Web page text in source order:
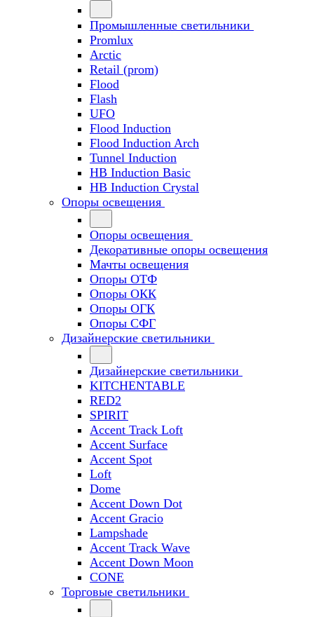
Промышленные светильники
Promlux
Arctic
Retail (prom)
Flood
Flash
UFO
Flood Induction
Flood Induction Arch
Tunnel Induction
HB Induction Basic
HB Induction Crystal
Опоры освещения
Опоры освещения
Декоративные опоры освещения
Мачты освещения
Опоры ОТФ
Опоры ОКК
Опоры ОГК
Опоры СФГ
Дизайнерские светильники
Дизайнерские светильники
KITCHENTABLE
RED2
SPIRIT
Accent Track Loft
Accent Surface
Accent Spot
Loft
Dome
Accent Down Dot
Accent Gracio
Lampshade
Accent Track Wave
Accent Down Moon
CONE
Торговые светильники